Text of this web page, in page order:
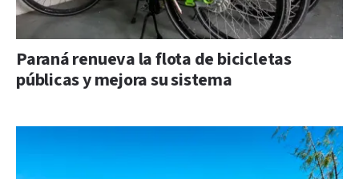
Paraná renueva la flota de bicicletas
públicas y mejora su sistema